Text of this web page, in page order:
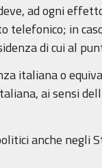
ad ogni
telefonico; in
di cui al
italiana o
ai sensi
anche negli